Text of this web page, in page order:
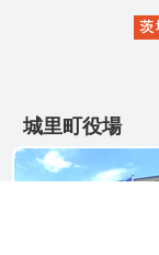
城里町役場